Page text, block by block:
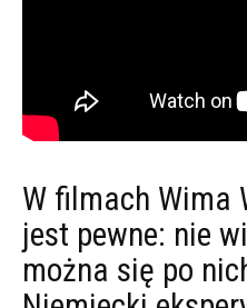
W filmach Wima
jest pewne: nie
można się po